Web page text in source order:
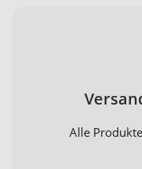
Alle